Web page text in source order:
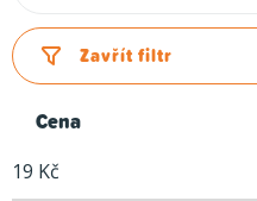
z
e
í
p
Zavřít filtr
Cena
19 Kč